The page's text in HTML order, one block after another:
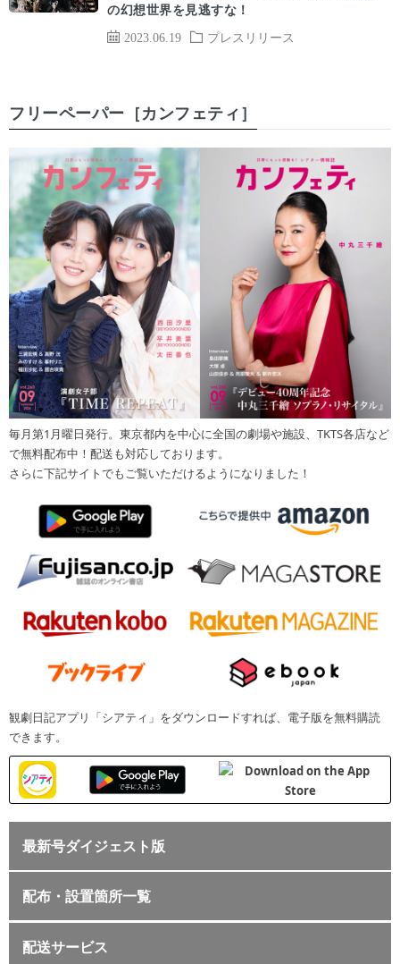
2023.06.19 プレスリリース
の幻想世界を見逃すな！
フリーペーパー［カンフェティ］
毎月第1月曜日発行。東京都内を中心に全国の劇場や施設、TKTS各店など
で無料配布中！配送も対応しております。
さらに下記サイトでもご覧いただけるようになりました！
観劇日記アプリ「シアティ」をダウンロードすれば、電子版を無料購読
できます。
最新号ダイジェスト版
配布・設置箇所一覧
配送サービス